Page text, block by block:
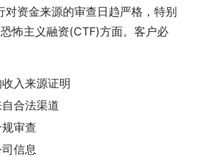
资金来源的审查日趋严格，特别
怖主义融资(CTF)方面。客户必
入来源证明
合法渠道
审查
信息